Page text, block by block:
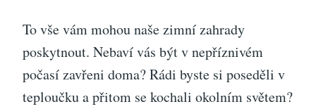
To vše vám mohou našezimní zahrady
poskytnout. Nebaví vás být v nepříznivém
počasí zavřeni doma? Rádi byste si poseděli v
teploučku a přitom se kochali okolním světem?